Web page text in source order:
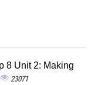
8 Unit 2: Making
23071